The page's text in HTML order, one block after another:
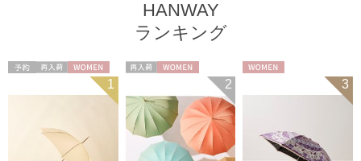
HANWAY
ランキング
WOMEN 1 2 3